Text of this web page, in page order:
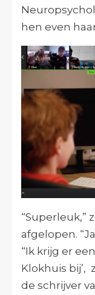
hen even
“Superleuk,”
afgelopen.
“Ik krijg er
Klokhuis bij’,
de schrijver